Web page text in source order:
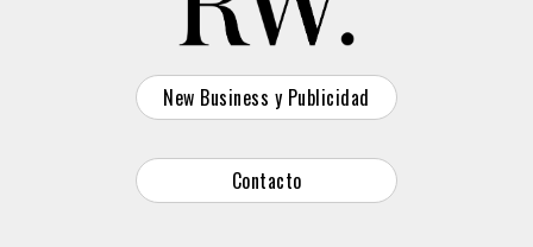
New Business y Publicidad
Contacto